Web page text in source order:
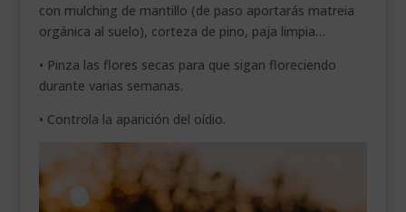
con mulching de mantillo (de paso aportarás matreia
orgánica al suelo), corteza de pino, paja limpia…
• Pinza las flores secas para que sigan floreciendo
durante varias semanas.
• Controla la aparición del oídio.